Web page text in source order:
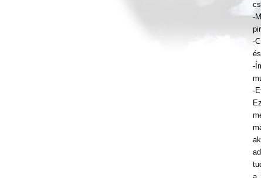
-
-
-
-